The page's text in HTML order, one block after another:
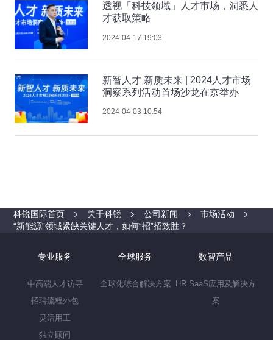
透视「科技领域」人才市场，洞悉人
才获取策略
2024-04-17 19:03
新智人才 新质未来 | 2024人才市场
洞察系列活动首场沙龙在京举办
2024-04-03 10:54
科锐国际首页 关于科锐 公司新闻
市场活动
“新能源”领域紧缺关键人才，如何“招”招致胜？
专业服务
中高端人才访寻
招聘流程外包
灵活用工
独立顾问
全球服务
全球化综合解决方案
数智产品
HR SaaS应用及解决方
案